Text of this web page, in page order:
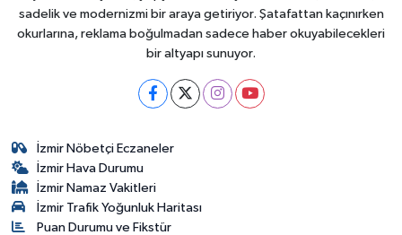
sadelik ve modernizmi bir araya getiriyor. Şatafattan kaçınırken
okurlarına, reklama boğulmadan sadece haber okuyabilecekleri
bir altyapı sunuyor.
İzmir Nöbetçi Eczaneler
İzmir Hava Durumu
İzmir Namaz Vakitleri
İzmir Trafik Yoğunluk Haritası
Puan Durumu ve Fikstür